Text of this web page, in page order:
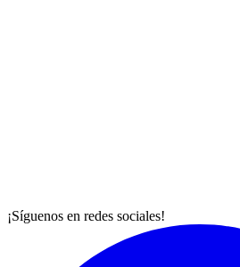
¡Síguenos en redes sociales!